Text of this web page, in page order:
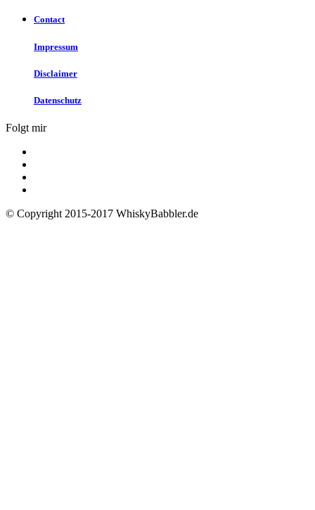
Contact
Impressum
Disclaimer
Datenschutz
Folgt mir
© Copyright 2015-2017 WhiskyBabbler.de